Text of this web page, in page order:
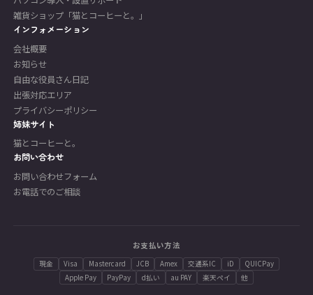
雑貨ショップ「猫とコーヒーと。」
インフォメーション
会社概要
お知らせ
自由な役員さん日記
出張対応エリア
プライバシーポリシー
姉妹サイト
猫とコーヒーと。
お問い合わせ
お問い合わせフォーム
お電話でのご相談
お支払い方法
現金 Visa Mastercard JCB Amex 交通系IC iD
QUICPay
Apple Pay
PayPay d払い au PAY 楽天ペイ 他